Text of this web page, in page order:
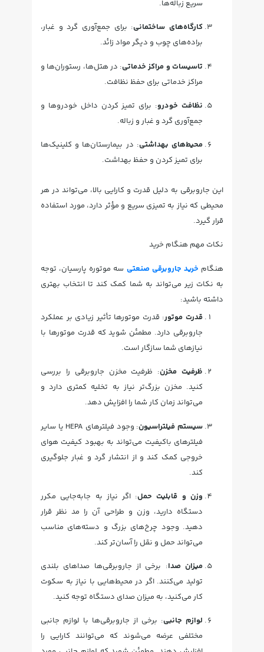
سریع زباله‌ها.
کارگاه‌های ساختمانی: برای جمع‌آوری گرد و غبار،
براده‌های چوب و دیگر مواد زائد.
تاسیسات و مراکز خدماتی: در هتل‌ها، رستوران‌ها و
مراکز خدماتی برای حفظ نظافت.
نظافت خودرو: برای تمیز کردن داخل خودروها و
جمع‌آوری گرد و غبار و زباله.
محیط‌های بهداشتی: در بیمارستان‌ها و کلینیک‌ها
برای تمیز کردن و حفظ بهداشت.
این جاروبرقی به دلیل قدرت و کارایی بالا، می‌تواند در هر
محیطی که نیاز به تمیزی سریع و مؤثر دارد، مورد استفاده
قرار گیرد.
نکات مهم هنگام خرید
هنگام خرید جاروبرقی صنعتی سه موتوره پارسیان، توجه
به نکات زیر می‌تواند به شما کمک کند تا انتخاب بهتری
داشته باشید:
قدرت موتور: قدرت موتورها تأثیر زیادی بر عملکرد
جاروبرقی دارد. مطمئن شوید که قدرت موتورها با
نیازهای شما سازگار است.
ظرفیت مخزن: ظرفیت مخزن جاروبرقی را بررسی
کنید. مخزن بزرگ‌تر نیاز به تخلیه کمتری دارد و
می‌تواند زمان کار شما را افزایش دهد.
سیستم فیلتراسیون
: وجود فیلترهای HEPA یا سایر
فیلترهای باکیفیت می‌تواند به بهبود کیفیت هوای
خروجی کمک کند و از انتشار گرد و غبار جلوگیری
کند.
وزن و قابلیت حمل: اگر نیاز به جابه‌جایی مکرر
دستگاه دارید، وزن و طراحی آن را مد نظر قرار
دهید. وجود چرخ‌های بزرگ و دسته‌های مناسب
می‌تواند حمل و نقل را آسان‌تر کند.
میزان صدا: برخی از جاروبرقی‌ها صداهای بلندی
تولید می‌کنند. اگر در محیط‌هایی با نیاز به سکوت
کار می‌کنید، به میزان صدای دستگاه توجه کنید.
لوازم جانبی: برخی از جاروبرقی‌ها با لوازم جانبی
مختلفی عرضه می‌شوند که می‌توانند کارایی را